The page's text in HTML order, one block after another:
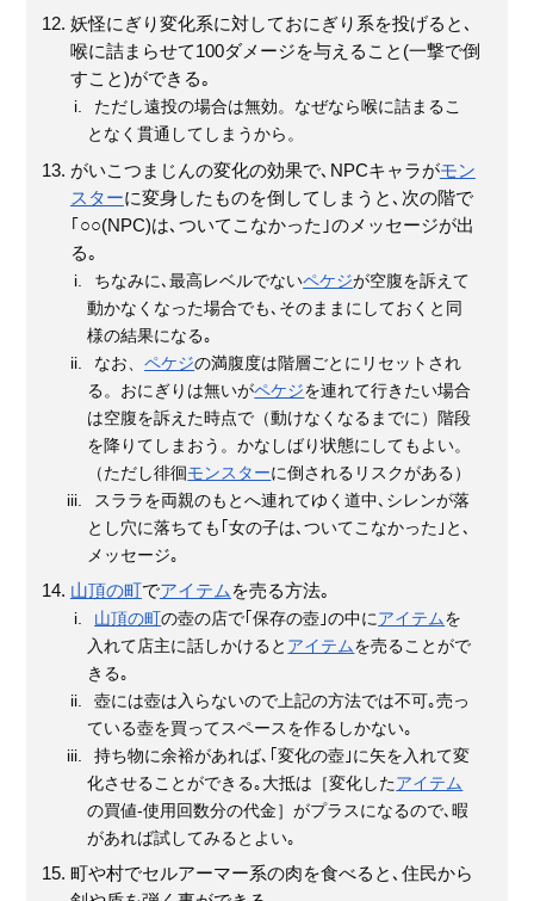
妖怪にぎり変化系に対しておにぎり系を投げると､
喉に詰まらせて100ダメージを与えること(一撃で倒
すこと)ができる｡
ただし遠投の場合は無効。なぜなら喉に詰まるこ
となく貫通してしまうから。
がいこつまじんの変化の効果で､NPCキャラがモン
スターに変身したものを倒してしまうと､次の階で
｢○○(NPC)は､ついてこなかった｣のメッセージが出
る｡
ちなみに､最高レベルでないペケジが空腹を訴えて
動かなくなった場合でも､そのままにしておくと同
様の結果になる｡
なお、ペケジの満腹度は階層ごとにリセットされ
る。おにぎりは無いがペケジを連れて行きたい場合
は空腹を訴えた時点で（動けなくなるまでに）階段
を降りてしまおう。かなしばり状態にしてもよい。
（ただし徘徊モンスターに倒されるリスクがある）
スララを両親のもとへ連れてゆく道中､シレンが落
とし穴に落ちても｢女の子は､ついてこなかった｣と､
メッセージ｡
山頂の町でアイテム を売る方法｡
山頂の町の壺の店で｢保存の壺｣の中にアイテムを
入れて店主に話しかけると アイテムを売ることがで
きる｡
壺には壺は入らないので上記の方法では不可｡売っ
ている壺を買ってスペースを作るしかない｡
持ち物に余裕があれば､｢変化の壺｣に矢を入れて変
化させることができる｡大抵は［変化したアイテム
の買値-使用回数分の代金］がプラスになるので､暇
があれば試してみるとよい｡
町や村でセルアーマー系の肉を食べると､住民から